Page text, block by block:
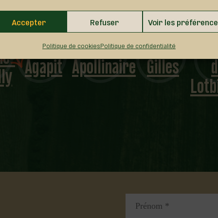
Accepter Refuser Voir les
Politique de cookiesPolitique de confidentialité
Saint-
Agapit
Saint-
Apollinaire
Saint-
Gilles de-